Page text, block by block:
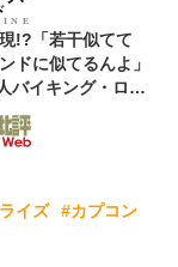
!?「若干似てて
ドに似てるんよ」
バイキング・ロ
った」
イズ
#カプコン